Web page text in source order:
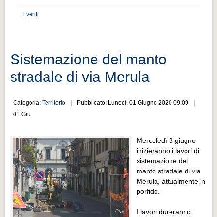
Cultura e turismo 4.0
Cultura e turismo 4.0
PROGETTI
Progetti Aperti
Progetti Realizzati
Progetti Realizzati
EVENTI
EVENTI
Eventi
Sistemazione del manto
stradale di via Merula
Categoria:Territorio
Pubblicato: Lunedì, 01 Giugno 2020 09:09
01 Giu
Mercoledì 3 giugno
inizieranno i lavori di
sistemazione del
manto stradale di via
Merula, attualmente in
porfido.
I lavori dureranno